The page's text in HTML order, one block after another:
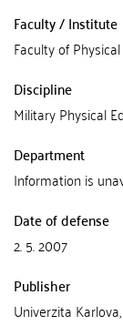
Faculty / Institute
Faculty of
Discipline
Military Physical
Department
Information is
Date of defense
2. 5. 2007
Publisher
Univerzita